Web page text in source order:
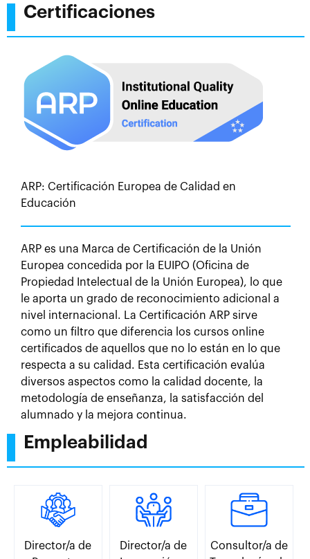
Certificaciones
ARP: Certificación Europea de Calidad en
Educación
ARP es una Marca de Certificación de la Unión
Europea concedida por la EUIPO (Oficina de
Propiedad Intelectual de la Unión Europea), lo que
le aporta un grado de reconocimiento adicional a
nivel internacional. La Certificación ARP sirve
como un filtro que diferencia los cursos online
certificados de aquellos que no lo están en lo que
respecta a su calidad. Esta certificación evalúa
diversos aspectos como la calidad docente, la
metodología de enseñanza, la satisfacción del
alumnado y la mejora continua.
Empleabilidad
Director/a de
Director/a de
Consultor/a de